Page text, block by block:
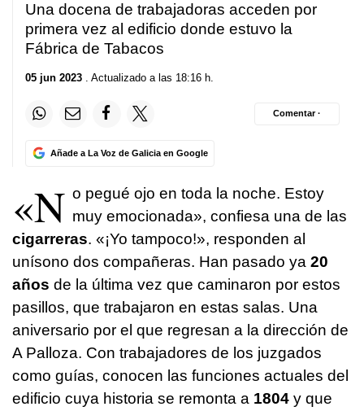
minutes,
seconds
Una docena de trabajadoras acceden por
primera vez al edificio donde estuvo la
Fábrica de Tabacos
05 jun 2023 . Actualizado a las 18:16 h.
Añade a La Voz de Galicia en Google
Comentar ·
«N o pegué ojo en toda la noche. Estoy
muy emocionada», confiesa una de las
cigarreras. «¡Yo tampoco!», responden al
unísono dos compañeras. Han pasado ya 20
años de la última vez que caminaron por estos
pasillos, que trabajaron en estas salas. Una
aniversario por el que regresan a la dirección de
A Palloza. Con trabajadores de los juzgados
como guías, conocen las funciones actuales del
edificio cuya historia se remonta a 1804 y que